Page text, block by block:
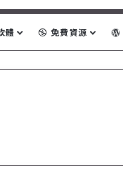
體 免費資源